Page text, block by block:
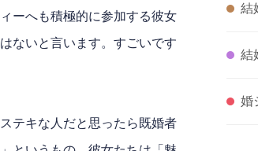
ーへも積極的に参加する彼女
ないと言います。すごいです
テキな人だと思ったら既婚者
結
結
婚